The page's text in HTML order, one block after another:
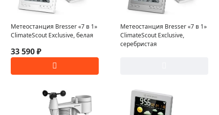
Метеостанция Bresser «7 в 1»
ClimateScout Exclusive, белая
33 590 ₽
Метеостанция Bresser «7 в 1»
ClimateScout Exclusive,
серебристая